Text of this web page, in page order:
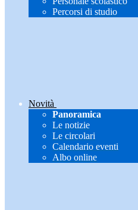
Percorsi di studio
Novità
Panoramica
Le notizie
Le circolari
Calendario eventi
Albo online